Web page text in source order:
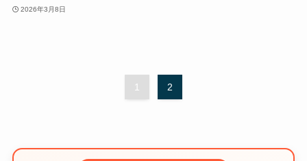
2026年3月8日
1 2